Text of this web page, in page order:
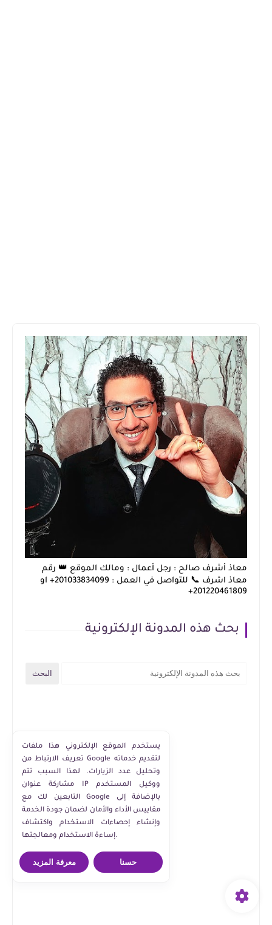
معاذ أشرف صالح : رجل أعمال : ومالك الموقع 👑 رقم
معاذ اشرف 📞 للتواصل في العمل : 201033834099+ او
201220461809+
بحث هذه المدونة الإلكترونية
يستخدم الموقع الإلكتروني هذا ملفات
تعريف الارتباط من Google لتقديم خدماته
وتحليل عدد الزيارات. لهذا السبب تتم
مشاركة عنوان IP ووكيل المستخدم
التابعين لك مع Google بالإضافة إلى
مقاييس الأداء والأمان لضمان جودة الخدمة
وإنشاء إحصاءات الاستخدام واكتشاف
إساءة الاستخدام ومعالجتها.
معرفة المزيد حسنا